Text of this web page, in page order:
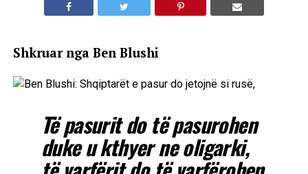
Shkruar nga Ben Blushi
Të pasurit do të pasurohen
duke u kthyer ne oligarki,